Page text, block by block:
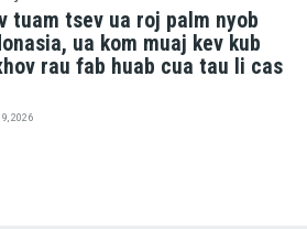
tuam tsev ua roj palm nyob
ua kom muaj kev kub
rau fab huab cua tau li cas
2026